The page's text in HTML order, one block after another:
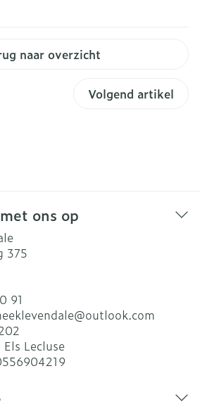
naar overzicht
Volgend artikel
ons op
375
91
outlook.com
Els Lecluse